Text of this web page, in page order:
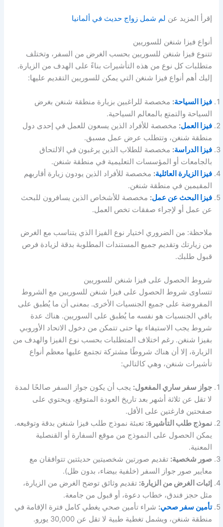
إقرأ المزيد عن لم شمل زواج حديث في ألمانيا
أنواع فيزا شنغن للسوريين
تتنوع فيزا شنغن للسوريين بحسب الغرض من السفر، وتختلف
متطلبات كل نوع من هذه التأشيرات بناءً على الهدف من الزيارة.
إليك أهم أنواع فيزا شنغن التي يمكن للسوريين التقديم عليها:
فيزا السياحة: مخصصة للراغبين بزيارة منطقة شنغن بغرض
السياحة والتمتع بالمعالم السياحية.
فيزا العمل: مخصصة للأفراد الذين يسعون للعمل في إحدى دول
منطقة شنغن، وتتطلب عرض عمل مسبق.
فيزا الدراسة: مخصصة للطلاب الذين يرغبون في الالتحاق
بالجامعات أو المؤسسات التعليمية في منطقة شنغن.
فيزا الزيارة العائلية: مخصصة للأفراد الذين يودون زيارة أقاربهم
المقيمين في منطقة شنغن.
فيزا البحث عن عمل: مخصصة للأشخاص الذين يسافرون للبحث
عن عمل أو لإجراء صفقات تخص العمل.
ملاحظة: من الضروري اختيار نوع الفيزا الذي يتناسب مع الغرض
من زيارتك وتقديم جميع المستندات المطلوبة بدقة لزيادة فرص
قبول طلبك.
شروط الحصول على فيزا شنغن للسوريين
تتساوى شروط الحصول على فيزا شنغن للسوريين مع الشروط
المفروضة على جميع الجنسيات الأخرى. بمعنى أن ما يُطبق على
باقي الجنسيات هو نفسه ما يُطبق على السوريين. هناك عدة
شروط يجب الاستيفاء بها حتى تتمكن من دخول الاتحاد الأوروبي
بفيزا شنغن. رغم اختلاف المتطلبات بحسب نوع الفيزا والهدف من
الزيارة، إلا أن هناك شروطًا مشتركة تجتمع عليها معظم أنواع
تأشيرات شنغن، وهي كالتالي:
جواز سفر ساري المفعول: يجب أن يكون جواز السفر صالحًا لمدة
لا تقل عن ثلاثة أشهر بعد تاريخ العودة المتوقع، ويحتوي على
صفحتين فارغتين على الأقل.
نموذج طلب التأشيرة: تعبئة نموذج طلب فيزا شنغن بدقة وتوقيعه.
يمكن الحصول على النموذج من موقع السفارة أو القنصلية
المعنية.
صور شخصية: تقديم صورتين شخصيتين حديثتين تتوافقان مع
معايير صور جواز السفر (خلفية بيضاء، بدون ظل).
إثبات الغرض من الزيارة: تقديم وثائق توضح الغرض من الزيارة،
مثل حجز فندق، خطاب دعوة، أو قبول من جامعة.
تأمين سفر صحي: شراء تأمين صحي يغطي كامل فترة الإقامة في
منطقة شنغن، ويشمل تغطية طبية لا تقل عن 30,000 يورو.